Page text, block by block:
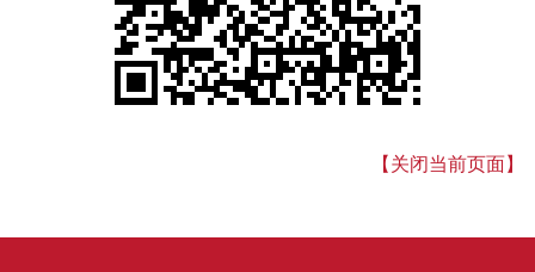
【关闭当前页面】